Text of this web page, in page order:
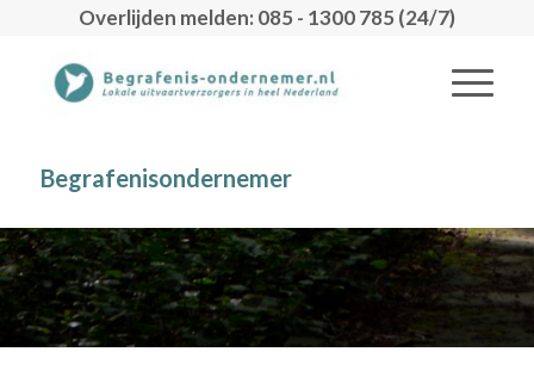
Overlijden melden: 085 - 1300 785 (24/7)
Begrafenisondernemer